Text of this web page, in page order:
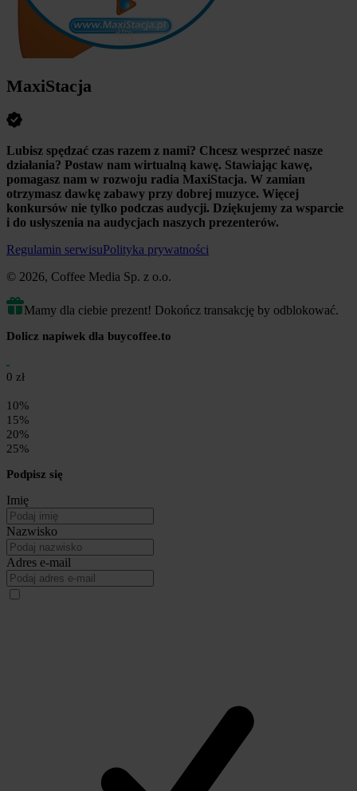
MaxiStacja
Lubisz spędzać czas razem z nami? Chcesz wesprzeć nasze
działania? Postaw nam wirtualną kawę. Stawiając kawę,
pomagasz nam w rozwoju radia MaxiStacja. W zamian
otrzymasz dawkę zabawy przy dobrej muzyce. Więcej
konkursów nie tylko podczas audycji. Dziękujemy za wsparcie
i do usłyszenia na audycjach naszych prezenterów.
Regulamin serwisuPolityka prywatności
© 2026, Coffee Media Sp. z o.o.
Mamy dla ciebie prezent! Dokończ transakcję by odblokować.
Dolicz napiwek dla buycoffee.to
0 zł
10%
15%
20%
25%
Podpisz się
Imię
Nazwisko
Adres e-mail